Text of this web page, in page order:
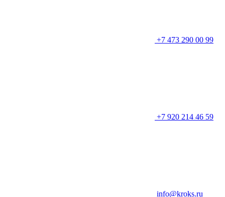
+7 473 290 00 99
+7 920 214 46 59
info@kroks.ru